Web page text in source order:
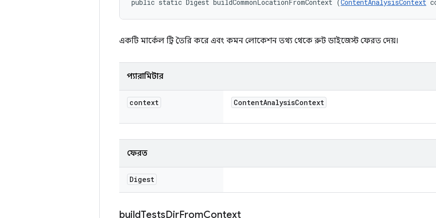
public static Digest buildCommonLocationFromContext (ContentAnalysisContext
একটি মার্কেল ট্রি তৈরি করে এবং কমন লোকেশন তথ্য থেকে রুট ডাইজেস্ট ফেরত দেয়।
প্যারামিটার
context ContentAnalysisContext
ফেরত
Digest
buildTestsDirFromContext